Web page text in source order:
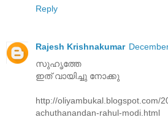
Reply
Rajesh Krishnakumar
സുഹൃത്തേ
ഇത് വായിച്ചു നോക്കു
http://oliyambukal.blogspot.com/
achuthanandan-rahul-modi.html